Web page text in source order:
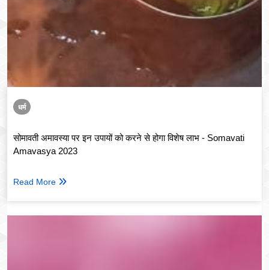
धर्म
सोमावती अमावस्या पर इन उपायों को करने से होगा विशेष लाभ - Somavati
Amavasya 2023
Read More